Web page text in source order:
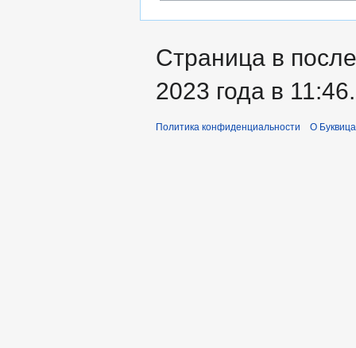
Страница в
2023 года в 11:46.
Политика конфиденциальности О Буквица